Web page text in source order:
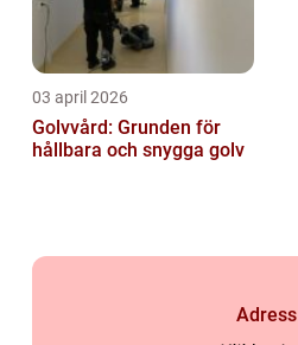
03 april 2026
Golvvård: Grunden för
hållbara och snygga golv
Adress